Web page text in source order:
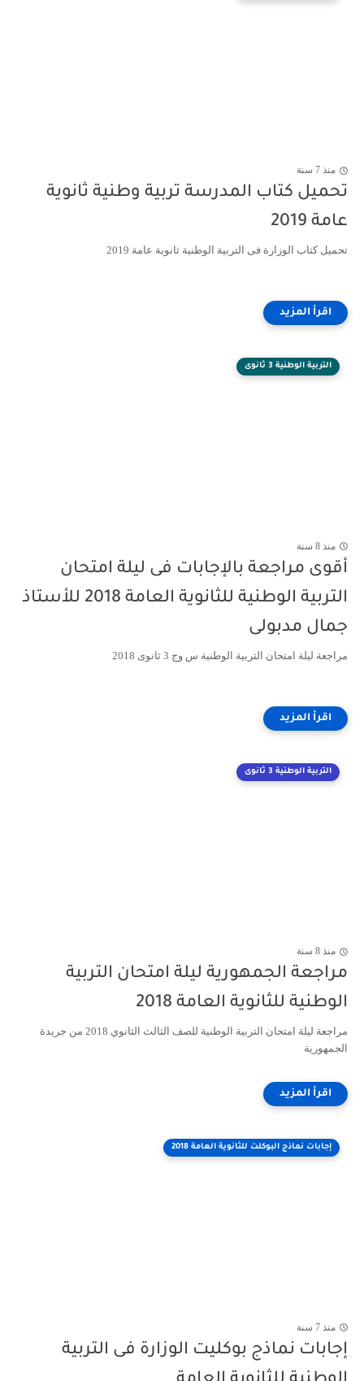
منذ 7 سنة
تحميل كتاب المدرسة تربية وطنية ثانوية
عامة 2019
تحميل كتاب الوزارة فى التربية الوطنية ثانوية عامة 2019
التربية الوطنية 3 ثانوى
منذ 8 سنة
أقوى مراجعة بالإجابات فى ليلة امتحان
التربية الوطنية للثانوية العامة 2018 للأستاذ
جمال مدبولى
مراجعة ليلة امتحان التربية الوطنية س وج 3 ثانوى 2018
التربية الوطنية 3 ثانوى
منذ 8 سنة
مراجعة الجمهورية ليلة امتحان التربية
الوطنية للثانوية العامة 2018
مراجعة ليلة امتحان التربية الوطنية للصف الثالث الثانوي 2018 من جريدة
الجمهورية
إجابات نماذج البوكلت للثانوية العامة 2018
منذ 7 سنة
إجابات نماذج بوكليت الوزارة فى التربية